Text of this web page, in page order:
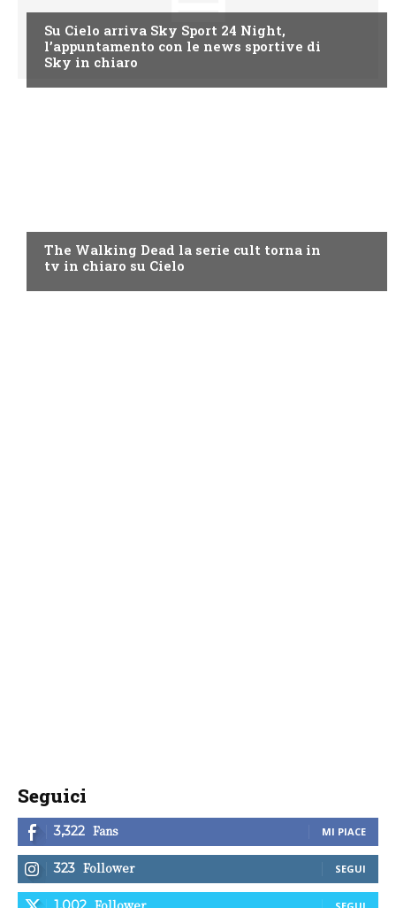
Su Cielo arriva Sky Sport 24 Night,
l’appuntamento con le news sportive di
Sky in chiaro
The Walking Dead la serie cult torna in
tv in chiaro su Cielo
Seguici
3,322 Fans MI PIACE
323 Follower SEGUI